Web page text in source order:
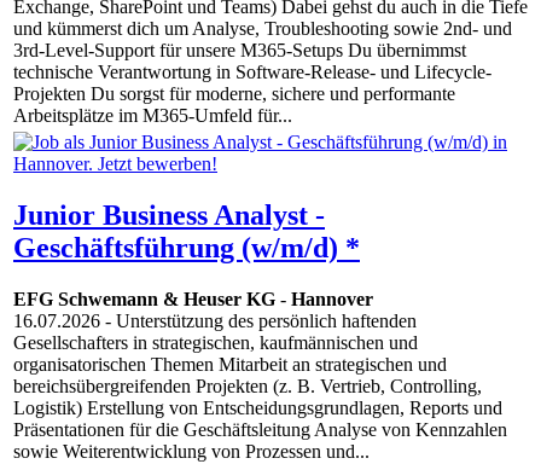
Exchange, SharePoint und Teams) Dabei gehst du auch in die Tiefe
und kümmerst dich um Analyse, Troubleshooting sowie 2nd- und
3rd-Level-Support für unsere M365-Setups Du übernimmst
technische Verantwortung in Software-Release- und Lifecycle-
Projekten Du sorgst für moderne, sichere und performante
Arbeitsplätze im M365-Umfeld für...
Junior Business Analyst -
Geschäftsführung (w/m/d) *
EFG Schwemann & Heuser KG - Hannover
16.07.2026 - Unterstützung des persönlich haftenden
Gesellschafters in strategischen, kaufmännischen und
organisatorischen Themen Mitarbeit an strategischen und
bereichsübergreifenden Projekten (z. B. Vertrieb, Controlling,
Logistik) Erstellung von Entscheidungsgrundlagen, Reports und
Präsentationen für die Geschäftsleitung Analyse von Kennzahlen
sowie Weiterentwicklung von Prozessen und...